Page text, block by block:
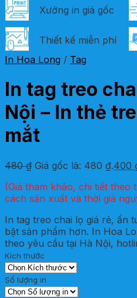
Xưởng in giá gốc
Thiết kế miễn phí
In Hoa Long / Tag
In tag treo
Nội – In thẻ
mắt
480₫ Giá gốc là: 480 ₫.400
(Giá tham khảo, chi tiết theo
cách sản xuất và thời giá
In tag treo chai lọ giá rẻ, ấn
bật sản phẩm hơn. In Hoa
theo yêu cầu tại Hà Nội,
Kích thước
Số lượng in